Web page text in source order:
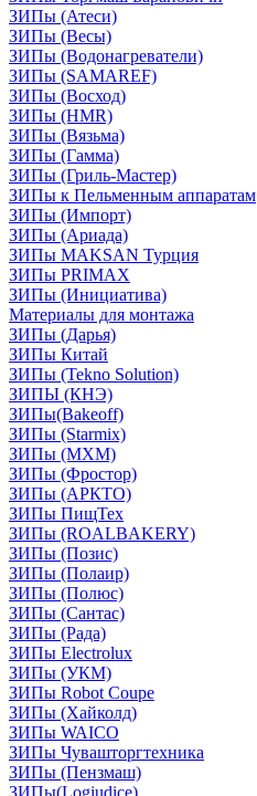
ЗИПы (Атеси)
ЗИПы (Весы)
ЗИПы (Водонагреватели)
ЗИПы (SAMAREF)
ЗИПы (Восход)
ЗИПы (HMR)
ЗИПы (Вязьма)
ЗИПы (Гамма)
ЗИПы (Гриль-Мастер)
ЗИПы к Пельменным аппаратам
ЗИПы (Импорт)
ЗИПы (Ариада)
ЗИПы MAKSAN Турция
ЗИПы PRIMAX
ЗИПы (Инициатива)
Материалы для монтажа
ЗИПы (Дарья)
ЗИПы Китай
ЗИПы (Tekno Solution)
ЗИПЫ (КНЭ)
ЗИПы(Bakeoff)
ЗИПы (Starmix)
ЗИПы (МХМ)
ЗИПы (Фростор)
ЗИПы (АРКТО)
ЗИПы ПищТех
ЗИПы (ROALBAKERY)
ЗИПы (Позис)
ЗИПы (Полаир)
ЗИПы (Полюс)
ЗИПы (Сантас)
ЗИПы (Рада)
ЗИПы Electrolux
ЗИПы (УКМ)
ЗИПы Robot Coupe
ЗИПы (Хайколд)
ЗИПы WAICO
ЗИПы Чувашторгтехника
ЗИПы (Пензмаш)
ЗИПы(Logiudice)